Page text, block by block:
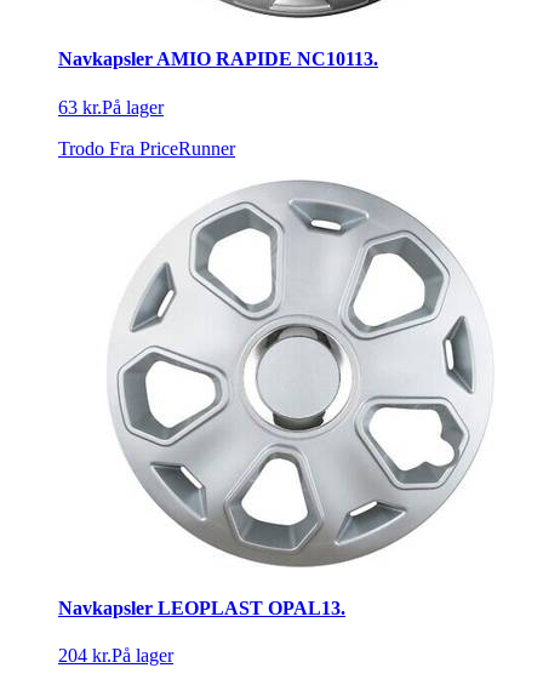
Navkapsler AMIO RAPIDE NC10113.
63 kr.På lager
Trodo Fra PriceRunner
Navkapsler LEOPLAST OPAL13.
204 kr.På lager